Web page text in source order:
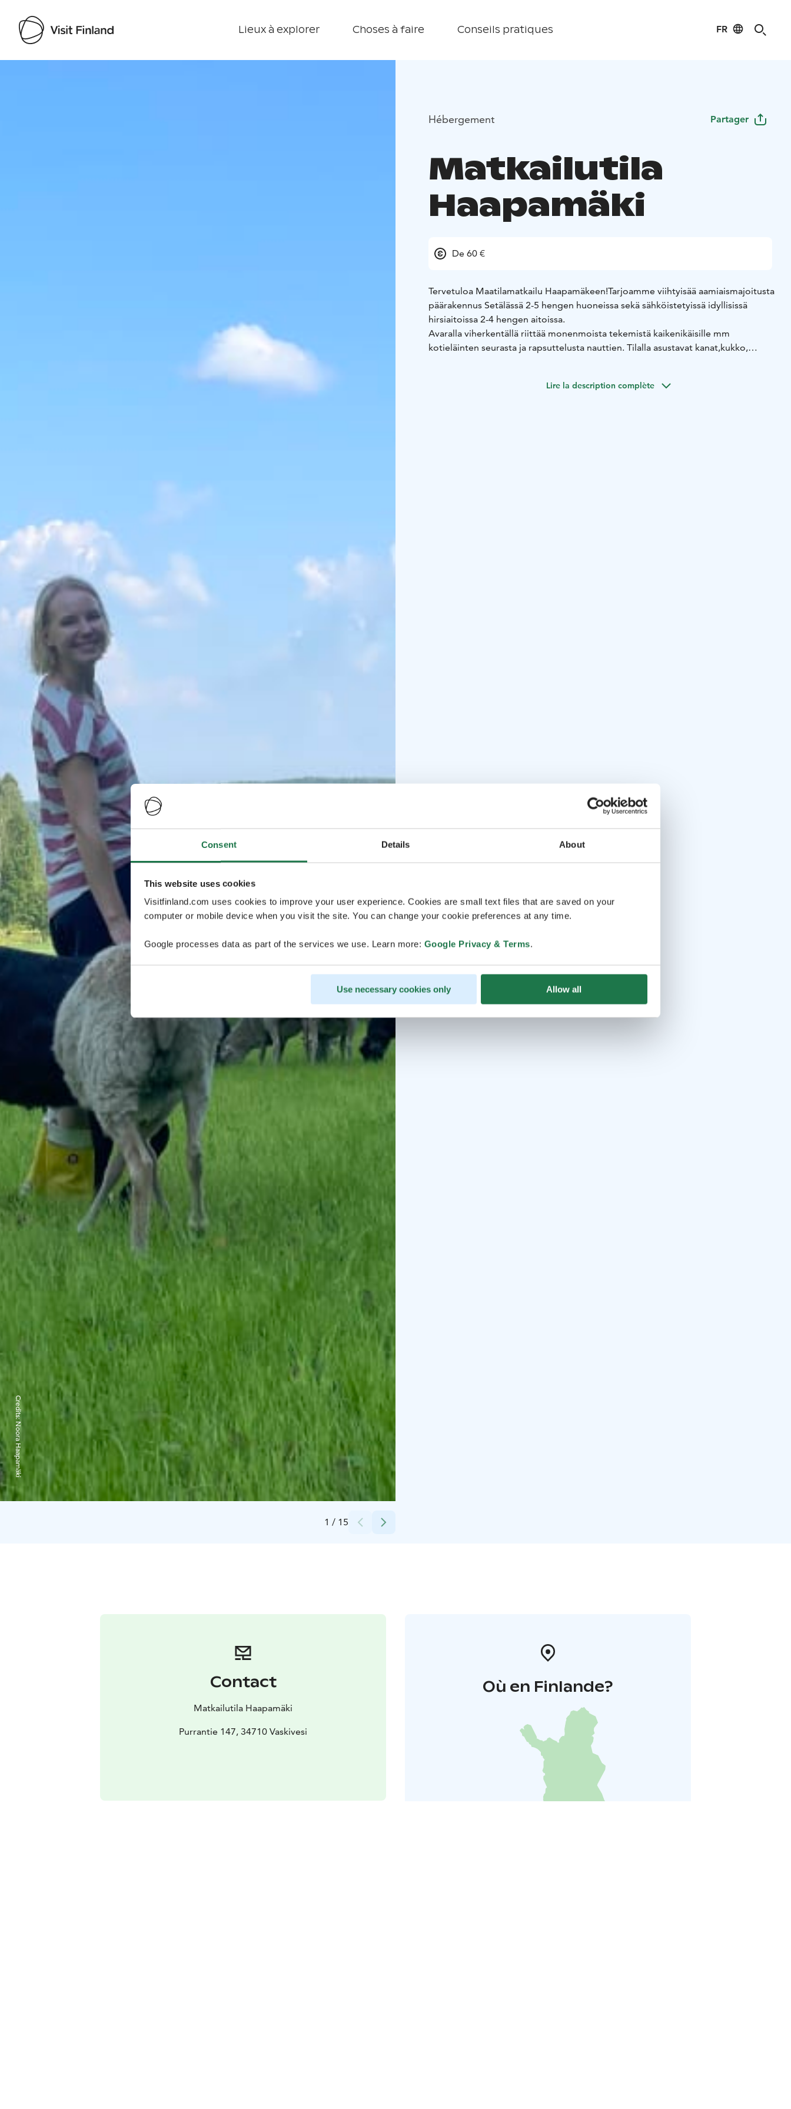
Consent Details About
This website uses cookies
Visitfinland.com uses cookies to improve your user experience. Cookies are small text files that are saved on your
computer or mobile device when you visit the site. You can change your cookie preferences at any time.
Google processes data as part of the services we use. Learn more: Google Privacy & Terms.
Use necessary cookies only Allow all
Lieux à explorer Choses à faire Conseils pratiques FR
1 / 15
Credits:
Noora Haapamäki
Hébergement Partager
Matkailutila
Haapamäki
De 60 €
Tervetuloa Maatilamatkailu Haapamäkeen!Tarjoamme viihtyisää aamiaismajoitusta
päärakennus Setälässä 2-5 hengen huoneissa sekä sähköistetyissä idyllisissä
hirsiaitoissa 2-4 hengen aitoissa.
Avaralla viherkentällä riittää monenmoista tekemistä kaikenikäisille mm
kotieläinten seurasta ja rapsuttelusta nauttien. Tilalla asustavat kanat,kukko,
Voit varata ryhmällesi tunnelmallisen saunavuoron savu- tai puusaunassa järven
Lire la description complète
Contact
Matkailutila Haapamäki
Purrantie 147, 34710 Vaskivesi
Où en Finlande?